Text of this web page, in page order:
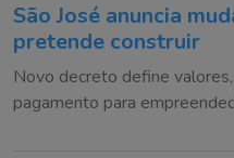
São José anuncia
pretende construir
Novo decreto define
pagamento para